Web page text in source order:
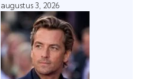
augustus 3, 2026